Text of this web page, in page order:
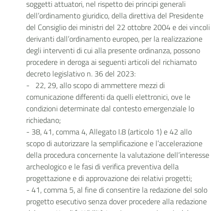
soggetti attuatori, nel rispetto dei principi generali
dell’ordinamento giuridico, della direttiva del Presidente
del Consiglio dei ministri del 22 ottobre 2004 e dei vincoli
derivanti dall’ordinamento europeo, per la realizzazione
degli interventi di cui alla presente ordinanza, possono
procedere in deroga ai seguenti articoli del richiamato
decreto legislativo n. 36 del 2023:
- 22, 29, allo scopo di ammettere mezzi di
comunicazione differenti da quelli elettronici, ove le
condizioni determinate dal contesto emergenziale lo
richiedano;
- 38, 41, comma 4, Allegato I.8 (articolo 1) e 42 allo
scopo di autorizzare la semplificazione e l’accelerazione
della procedura concernente la valutazione dell’interesse
archeologico e le fasi di verifica preventiva della
progettazione e di approvazione dei relativi progetti;
- 41, comma 5, al fine di consentire la redazione del solo
progetto esecutivo senza dover procedere alla redazione